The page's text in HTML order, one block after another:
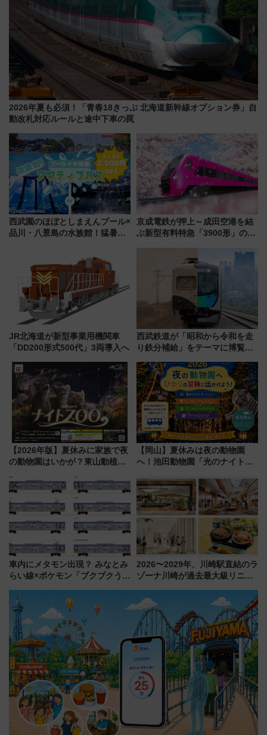
2026年夏も必須！「青春18きっぷ 北海道新幹線オプション券」自
動改札対応ルールと途中下車の罠
西武園のほぼとしまえんプール×
品川・八景島の水族館！猛暑を
夏休みをお得に楽しむ！
京成電鉄が押上～成田空港を結
ぶ新型有料特急「3900形」のコ
JR北海道が新型事業用機関車
「DD200形式500代」3両導入へ
西武鉄道が「昭和から令和を走
り鉄分補給」をテーマに博覧会
14日から 新車両「トキイロ」体
験ブースも アクセスや申込方法
を解説
【2026年版】夏休みに家族で夜
の動物園はいかが？東山動植物
ZOO」開催情報
【岡山】夏休みは夜の動物園
へ！池田動物園「光のナイトズ
な夜
車内にメタモン出現？ みなとみ
らい線×ポケモン「ブクブクうみ
行開始に！ この夏は直通列車で
横浜へ！
2026〜2029年、川崎駅直結のラ
ゾーナ川崎が過去最大級リニュ
「いつから何が変わるか」徹底
解説！